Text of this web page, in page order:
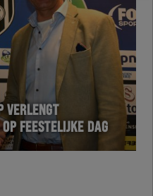
VERLENGT
FEESTELIJKE DAG